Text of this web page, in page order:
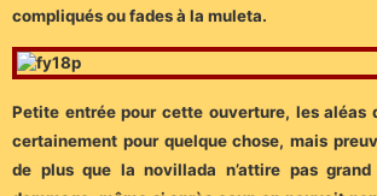
compliqués ou fades à la muleta.
Petite entrée pour cette ouverture, les aléas
certainement pour quelque chose, mais
de plus que la novillada n’attire pas grand